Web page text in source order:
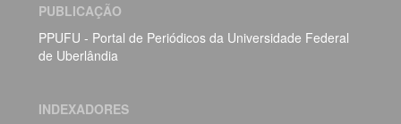
PUBLICAÇÃO
PPUFU - Portal de Periódicos da Universidade Federal
de Uberlândia
INDEXADORES